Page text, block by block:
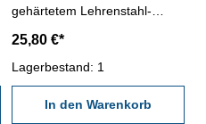
gehärtetem Lehrenstahl-
Nennmaß: M 18 x 2,5
25,80 €*
Lagerbestand: 1
In den Warenkorb